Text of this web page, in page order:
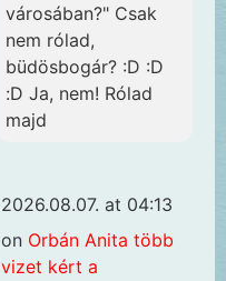
városában?" Csak
nem rólad,
büdösbogár? :D :D
:D Ja, nem! Rólad
majd
2026.08.07. at 04:13
on Orbán Anita több
vizet kért a